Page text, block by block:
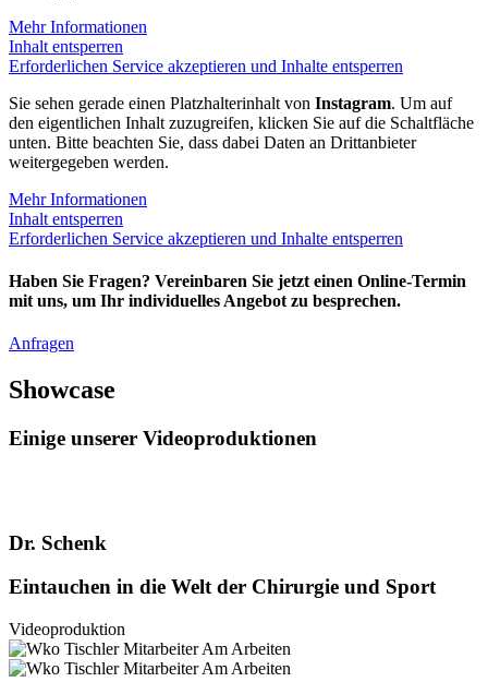
Mehr Informationen
Inhalt entsperren
Erforderlichen Service akzeptieren und Inhalte entsperren
Sie sehen gerade einen Platzhalterinhalt von Instagram. Um auf
den eigentlichen Inhalt zuzugreifen, klicken Sie auf die Schaltfläche
unten. Bitte beachten Sie, dass dabei Daten an Drittanbieter
weitergegeben werden.
Mehr Informationen
Inhalt entsperren
Erforderlichen Service akzeptieren und Inhalte entsperren
Haben Sie Fragen? Vereinbaren Sie jetzt einen Online-Termin
mit uns, um Ihr individuelles Angebot zu besprechen.
Anfragen
Showcase
Einige unserer Videoproduktionen
Dr. Schenk
Eintauchen in die Welt der Chirurgie und Sport
Videoproduktion